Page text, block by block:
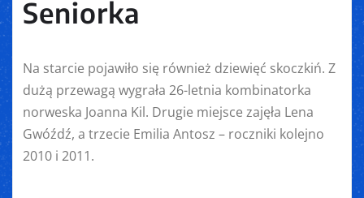
Seniorka
Na starcie pojawiło się również dziewięć skoczkiń. Z
dużą przewagą wygrała 26-letnia kombinatorka
norweska Joanna Kil. Drugie miejsce zajęła Lena
Gwóźdź, a trzecie Emilia Antosz – roczniki kolejno
2010 i 2011.